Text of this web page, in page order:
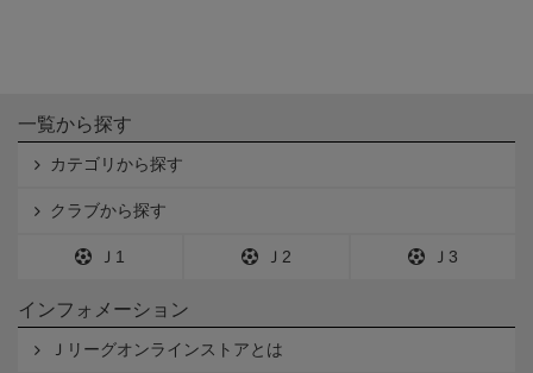
一覧から探す
カテゴリから探す
クラブから探す
Ｊ1 Ｊ2 Ｊ3
インフォメーション
Ｊリーグオンラインストアとは